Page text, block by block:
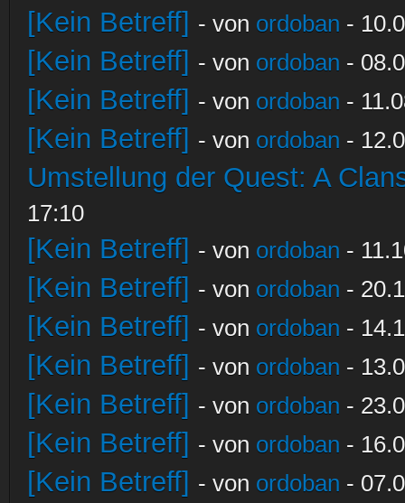
[Kein Betreff] - von ordoban -
[Kein Betreff] - von ordoban -
[Kein Betreff] - von ordoban -
[Kein Betreff] - von ordoban -
Umstellung der Quest: A
17:10
[Kein Betreff] - von ordoban -
[Kein Betreff] - von ordoban -
[Kein Betreff] - von ordoban -
[Kein Betreff] - von ordoban -
[Kein Betreff] - von ordoban -
[Kein Betreff] - von ordoban -
[Kein Betreff] - von ordoban -